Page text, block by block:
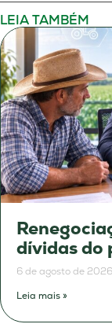
LEIA TAMBÉM
dívidas do
6 de agosto de 2026
Leia mais »